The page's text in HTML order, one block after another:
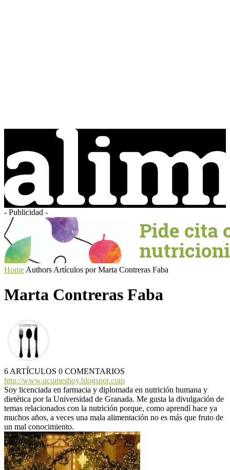
- Publicidad -
Home Authors Artículos por Marta Contreras Faba
Marta Contreras Faba
6 ARTÍCULOS 0 COMENTARIOS
http://www.qcomeshoy.blogspot.com
Soy licenciada en farmacia y diplomada en nutrición humana y
dietética por la Universidad de Granada. Me gusta la divulgación de
temas relacionados con la nutrición porque, como aprendí hace ya
muchos años, a veces una mala alimentación no es más que fruto de
un mal conocimiento.